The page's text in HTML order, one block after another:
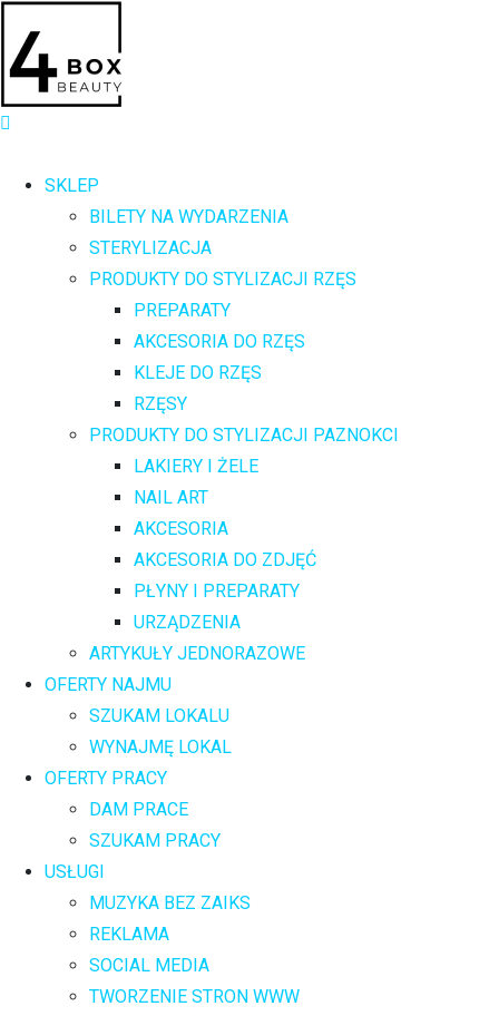
SKLEP
BILETY NA WYDARZENIA
STERYLIZACJA
PRODUKTY DO STYLIZACJI RZĘS
PREPARATY
AKCESORIA DO RZĘS
KLEJE DO RZĘS
RZĘSY
PRODUKTY DO STYLIZACJI PAZNOKCI
LAKIERY I ŻELE
NAIL ART
AKCESORIA
AKCESORIA DO ZDJĘĆ
PŁYNY I PREPARATY
URZĄDZENIA
ARTYKUŁY JEDNORAZOWE
OFERTY NAJMU
SZUKAM LOKALU
WYNAJMĘ LOKAL
OFERTY PRACY
DAM PRACE
SZUKAM PRACY
USŁUGI
MUZYKA BEZ ZAIKS
REKLAMA
SOCIAL MEDIA
TWORZENIE STRON WWW